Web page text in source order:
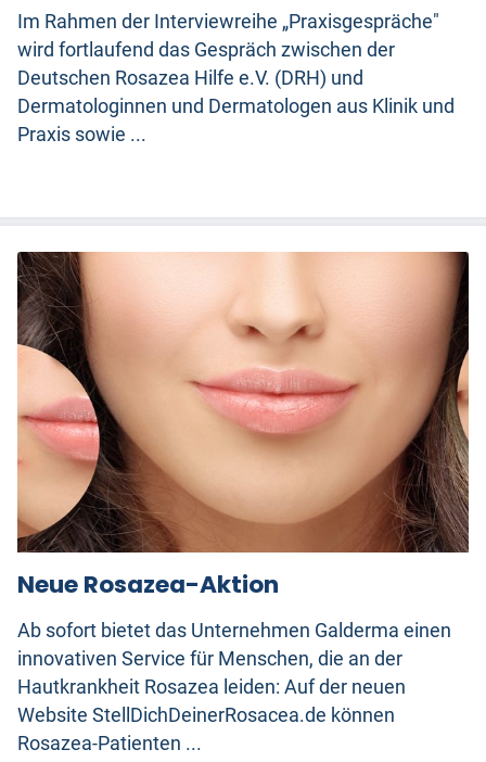
Im Rahmen der Interviewreihe „Praxisgespräche"
wird fortlaufend das Gespräch zwischen der
Deutschen Rosazea Hilfe e.V. (DRH) und
Dermatologinnen und Dermatologen aus Klinik und
Praxis sowie ...
Neue Rosazea-Aktion
Ab sofort bietet das Unternehmen Galderma einen
innovativen Service für Menschen, die an der
Hautkrankheit Rosazea leiden: Auf der neuen
Website StellDichDeinerRosacea.de können
Rosazea-Patienten ...